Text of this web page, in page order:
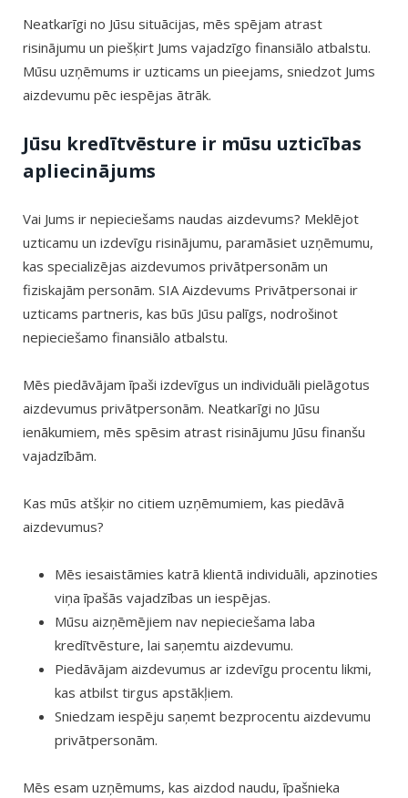
Neatkarīgi no Jūsu situācijas, mēs spējam atrast
risinājumu un piešķirt Jums vajadzīgo finansiālo atbalstu.
Mūsu uzņēmums ir uzticams un pieejams, sniedzot Jums
aizdevumu pēc iespējas ātrāk.
Jūsu kredītvēsture ir mūsu uzticības
apliecinājums
Vai Jums ir nepieciešams naudas aizdevums? Meklējot
uzticamu un izdevīgu risinājumu, paramāsiet uzņēmumu,
kas specializējas aizdevumos privātpersonām un
fiziskajām personām. SIA Aizdevums Privātpersonai ir
uzticams partneris, kas būs Jūsu palīgs, nodrošinot
nepieciešamo finansiālo atbalstu.
Mēs piedāvājam īpaši izdevīgus un individuāli pielāgotus
aizdevumus privātpersonām. Neatkarīgi no Jūsu
ienākumiem, mēs spēsim atrast risinājumu Jūsu finanšu
vajadzībām.
Kas mūs atšķir no citiem uzņēmumiem, kas piedāvā
aizdevumus?
Mēs iesaistāmies katrā klientā individuāli, apzinoties
viņa īpašās vajadzības un iespējas.
Mūsu aizņēmējiem nav nepieciešama laba
kredītvēsture, lai saņemtu aizdevumu.
Piedāvājam aizdevumus ar izdevīgu procentu likmi,
kas atbilst tirgus apstākļiem.
Sniedzam iespēju saņemt bezprocentu aizdevumu
privātpersonām.
Mēs esam uzņēmums, kas aizdod naudu, īpašnieka